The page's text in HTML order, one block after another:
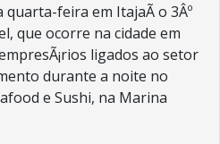
quarta-feira em ItajaÃ­ o 3Âº
que ocorre na cidade em
ligados ao setor
durante a noite no
e Sushi, na Marina